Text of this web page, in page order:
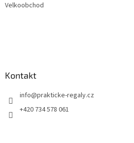
Velkoobchod
Kontakt
info@prakticke-regaly.cz
+420 734 578 061